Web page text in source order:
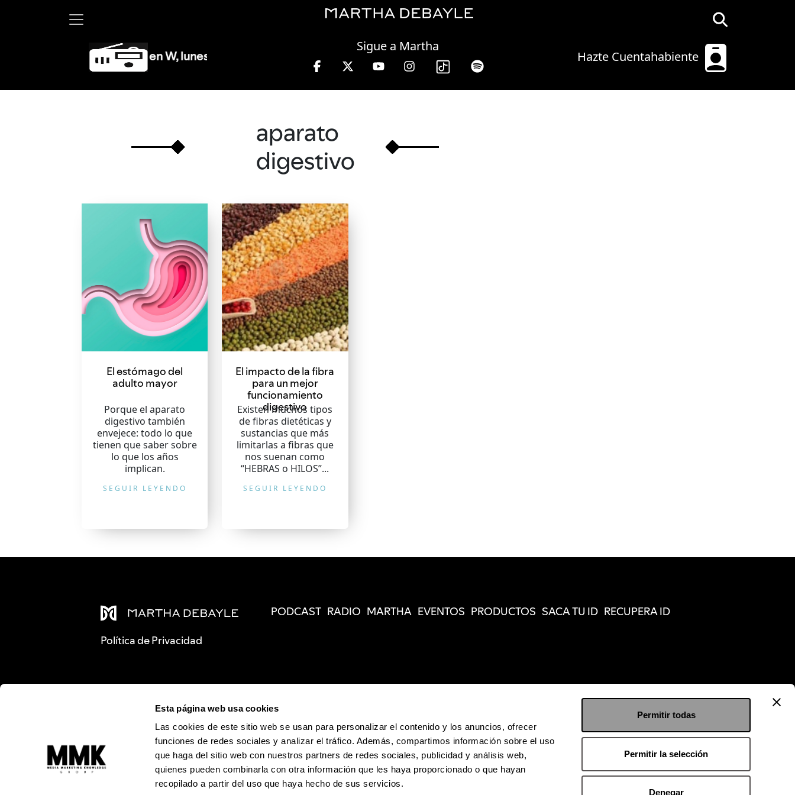
Esta página web usa cookies
Las cookies de este sitio web se usan para personalizar el contenido y los anuncios, ofrecer
funciones de redes sociales y analizar el tráfico. Además, compartimos información sobre el uso
que haga del sitio web con nuestros partners de redes sociales, publicidad y análisis web,
quienes pueden combinarla con otra información que les haya proporcionado o que hayan
recopilado a partir del uso que haya hecho de sus servicios.
Permitir todas
Permitir la selección
Denegar
Hazte Cuentahabiente
Sigue a Martha
Martha Debayle en W, lunes a viernes de 10 a 13 hrs.
aparato
digestivo
El estómago del
adulto mayor
Porque el aparato
digestivo también
envejece: todo lo que
tienen que saber sobre
lo que los años
implican.
SEGUIR LEYENDO
El impacto de la fibra
para un mejor
funcionamiento
digestivo
Existen muchos tipos
de fibras dietéticas y
sustancias que más
limitarlas a fibras que
nos suenan como
“HEBRAS o HILOS”...
SEGUIR LEYENDO
Política de Privacidad
PODCAST RADIO MARTHA EVENTOS PRODUCTOS SACA TU ID RECUPERA ID